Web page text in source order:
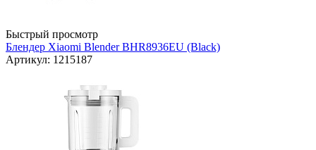
Быстрый просмотр
Блендер Xiaomi Blender BHR8936EU (Black)
Артикул: 1215187